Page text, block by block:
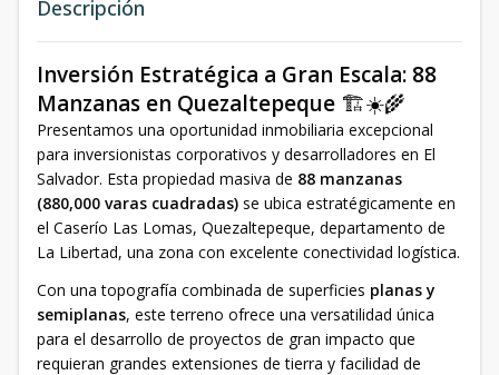
Descripción
Inversión Estratégica a Gran Escala: 88
Manzanas en Quezaltepeque 🏗️☀️🌾
Presentamos una oportunidad inmobiliaria excepcional
para inversionistas corporativos y desarrolladores en El
Salvador. Esta propiedad masiva de 88 manzanas
(880,000 varas cuadradas) se ubica estratégicamente en
el Caserío Las Lomas, Quezaltepeque, departamento de
La Libertad, una zona con excelente conectividad logística.
Con una topografía combinada de superficies planas y
semiplanas, este terreno ofrece una versatilidad única
para el desarrollo de proyectos de gran impacto que
requieran grandes extensiones de tierra y facilidad de